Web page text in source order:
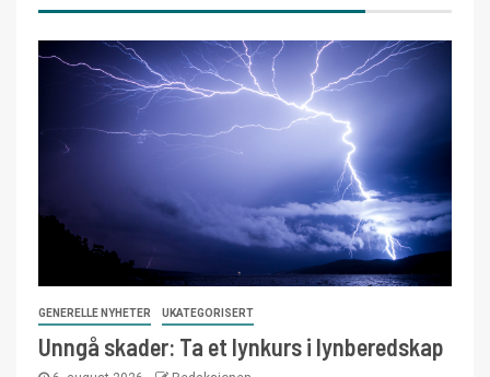
GENERELLE NYHETER UKATEGORISERT
Unngå skader: Ta et lynkurs i lynberedskap